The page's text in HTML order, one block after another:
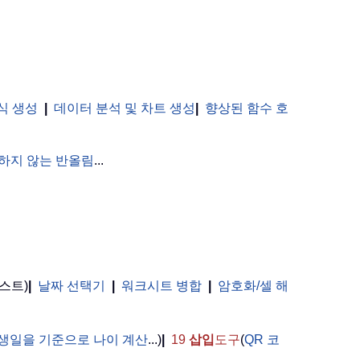
생성 데이터 분석 및 차트 생성
향상된 함수 호
지 않는 반올림...
트) 날짜 선택기 워크시트 병합
암호화/셀 해
일을 기준으로 나이 계산...) 19 삽입 도구(QR 코